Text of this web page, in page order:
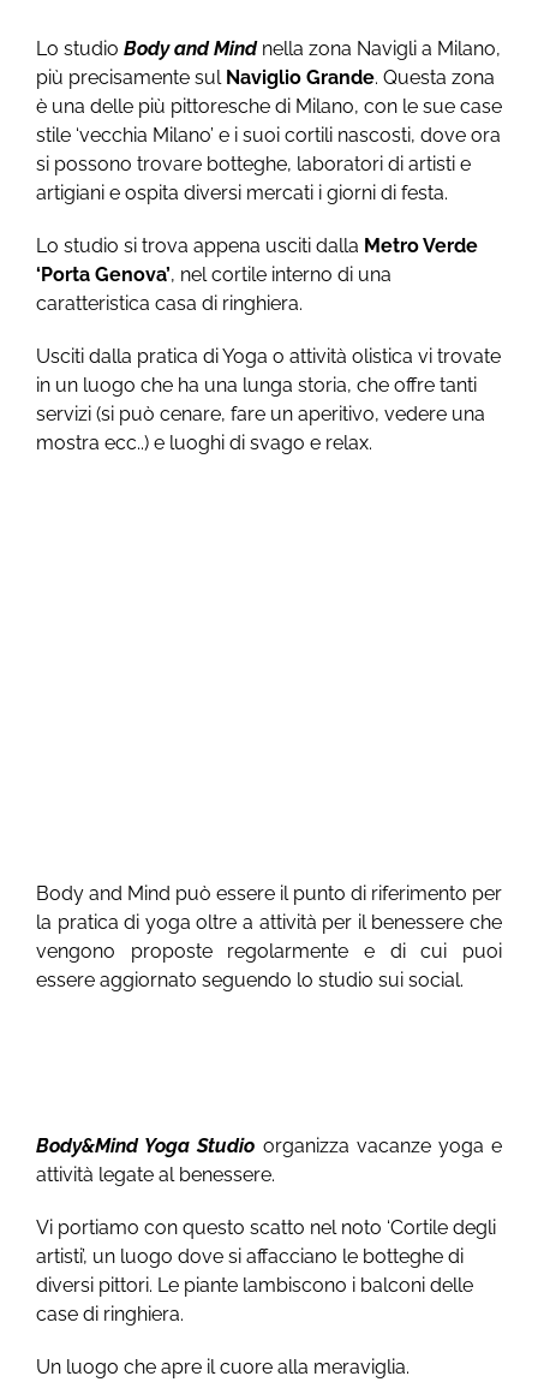
Lo studio Body and Mindnella zona Navigli a Milano,
più precisamente sul Naviglio Grande. Questa zona
è una delle più pittoresche di Milano, con le sue case
stile ‘vecchia Milano’ e i suoi cortili nascosti, dove ora
si possono trovare botteghe, laboratori di artisti e
artigiani e ospita diversi mercati i giorni di festa.
Lo studio si trova appena usciti dalla Metro Verde
‘Porta Genova’, nel cortile interno di una
caratteristica casa di ringhiera.
Usciti dalla pratica di Yoga o attività olistica vi trovate
in un luogo che ha una lunga storia, che offre tanti
servizi (si può cenare, fare un aperitivo, vedere una
mostra ecc..) e luoghi di svago e relax.
Body and Mind può essere il punto di riferimento per
la pratica di yoga oltre a attività per il benessere che
vengono proposte regolarmente e di cui puoi
essere aggiornato seguendo lo studio sui social.
Body&Mind Yoga Studio organizza vacanze yoga e
attività legate al benessere.
Vi portiamo con questo scatto nel noto ‘Cortile degli
artisti’, un luogo dove si affacciano le botteghe di
diversi pittori. Le piante lambiscono i balconi delle
case di ringhiera.
Un luogo che apre il cuore alla meraviglia.